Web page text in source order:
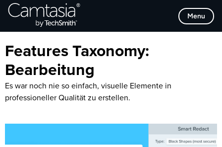
Direkt
zum
Menu
Browse Categories
Features Taxonomy:
Bearbeitung
Es war noch nie so einfach, visuelle Elemente in
professioneller Qualität zu erstellen.